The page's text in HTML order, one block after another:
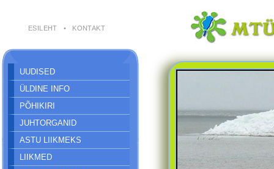
ESILEHT • KONTAKT
UUDISED
ÜLDINE INFO
PÕHIKIRI
JUHTORGANID
ASTU LIIKMEKS
LIIKMED